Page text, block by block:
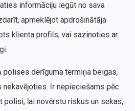
informāciju iegūt no sava
apmeklējot apdrošinātāja
klienta profils, vai sazinoties ar
polises derīguma termiņa beigas,
Ir nepieciešams pēc
polisi, lai novērstu riskus un sekas,